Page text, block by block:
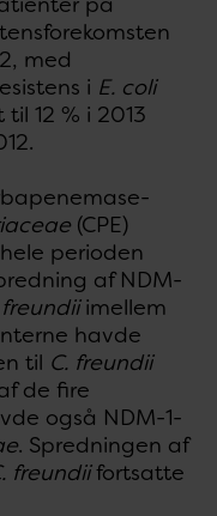
med
i E. coli
12 % i 2013
(CPE)
perioden
af NDM-
imellem
havde
til C. freundii
de fire
også NDM-1-
. Spredningen af
freundiifortsatte